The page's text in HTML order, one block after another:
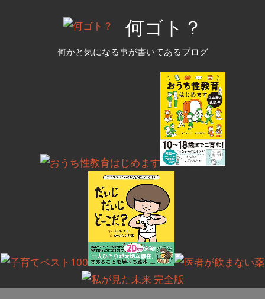
何ゴト？
何かと気になる事が書いてあるブログ